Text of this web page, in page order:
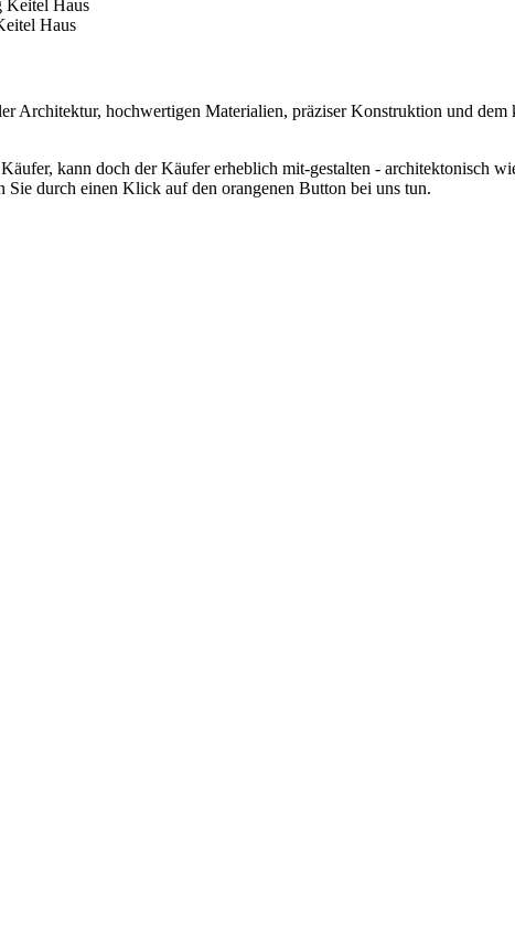
Haus
Architektur, hochwertigen Materialien, präziser Konstruktion und
kann doch der Käufer erheblich mit-gestalten - architektonisch
Sie durch einen Klick auf den orangenen Button bei uns tun.